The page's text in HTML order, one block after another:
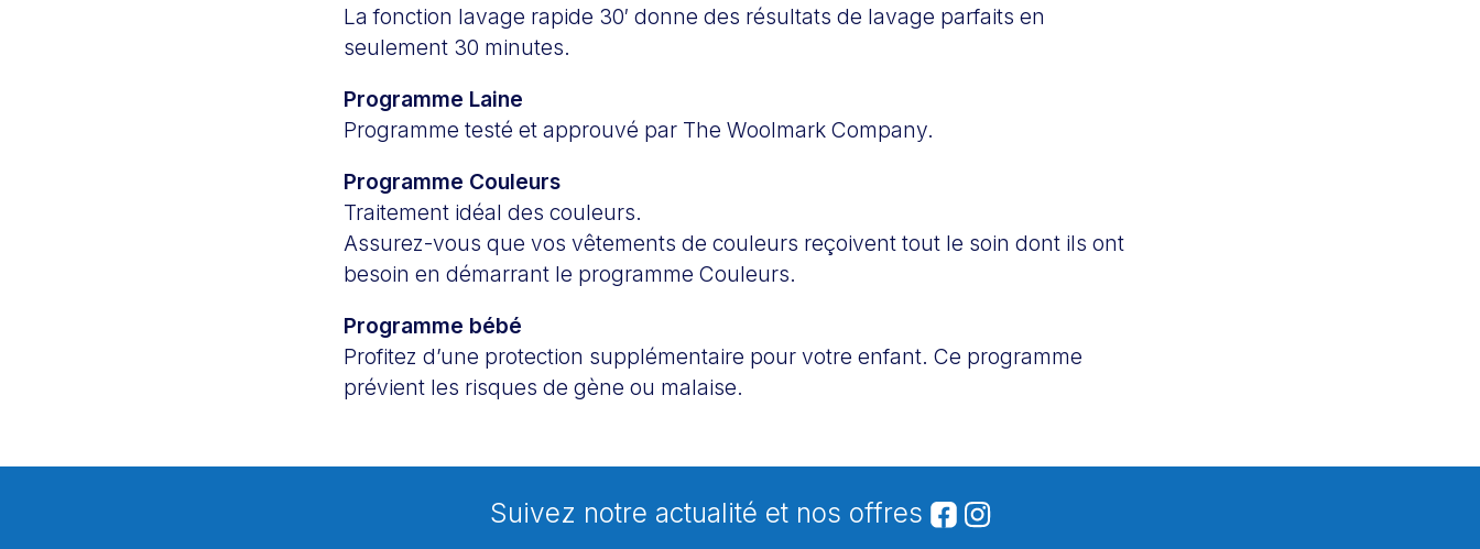
La fonction lavage rapide 30′ donne des résultats de lavage parfaits en
seulement 30 minutes.
Programme Laine
Programme testé et approuvé par The Woolmark Company.
Programme Couleurs
Traitement idéal des couleurs.
Assurez-vous que vos vêtements de couleurs reçoivent tout le soin dont ils ont
besoin en démarrant le programme Couleurs.
Programme bébé
Profitez d’une protection supplémentaire pour votre enfant. Ce programme
prévient les risques de gène ou malaise.
Suivez notre actualité et nos offres